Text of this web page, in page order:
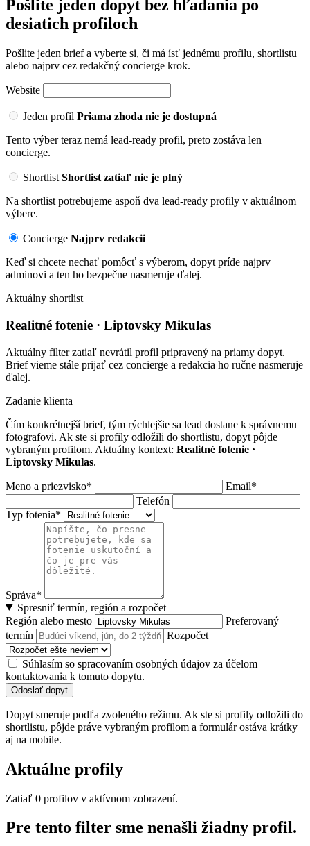
Pošlite jeden dopyt bez hľadania po
desiatich profiloch
Pošlite jeden brief a vyberte si, či má ísť jednému profilu, shortlistu
alebo najprv cez redakčný concierge krok.
Website
Jeden profil Priama zhoda nie je dostupná
Tento výber teraz nemá lead-ready profil, preto zostáva len
concierge.
Shortlist Shortlist zatiaľ nie je plný
Na shortlist potrebujeme aspoň dva lead-ready profily v aktuálnom
výbere.
Concierge Najprv redakcii
Keď si chcete nechať pomôcť s výberom, dopyt príde najprv
adminovi a ten ho bezpečne nasmeruje ďalej.
Aktuálny shortlist
Realitné fotenie · Liptovsky Mikulas
Aktuálny filter zatiaľ nevrátil profil pripravený na priamy dopyt.
Brief vieme stále prijať cez concierge a redakcia ho ručne nasmeruje
ďalej.
Zadanie klienta
Čím konkrétnejší brief, tým rýchlejšie sa lead dostane k správnemu
fotografovi. Ak ste si profily odložili do shortlistu, dopyt pôjde
vybraným profilom. Aktuálny kontext: Realitné fotenie ·
Liptovsky Mikulas.
Meno a priezvisko*
Email*
Telefón
Typ fotenia*
Správa*
Spresniť termín, región a rozpočet
Región alebo mesto
Preferovaný
termín
Rozpočet
Súhlasím so spracovaním osobných údajov za účelom
kontaktovania k tomuto dopytu.
Odoslať dopyt
Dopyt smeruje podľa zvoleného režimu. Ak ste si profily odložili do
shortlistu, pôjde práve vybraným profilom a formulár ostáva krátky
aj na mobile.
Aktuálne profily
Zatiaľ 0 profilov v aktívnom zobrazení.
Pre tento filter sme nenašli žiadny profil.